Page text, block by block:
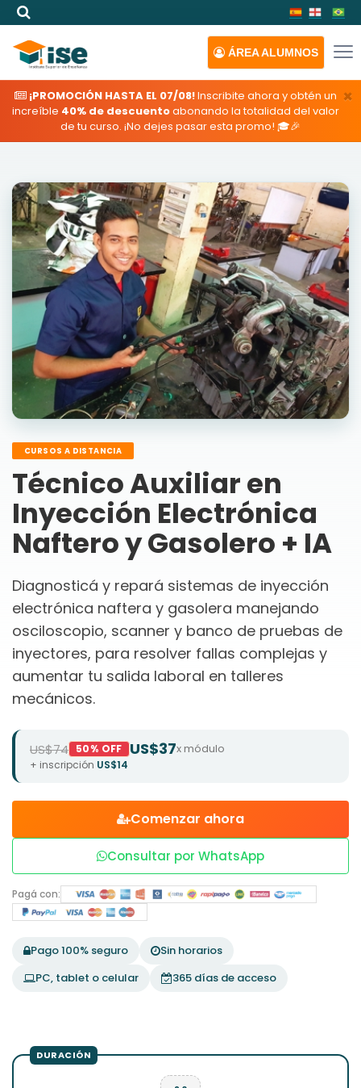
ÁREAALUMNOS
×
¡PROMOCIÓN HASTA EL 07/08!Inscribite ahora y obtén un
increíble 40% de descuentoabonando la totalidad del valor
de tu curso. ¡No dejes pasar esta promo! 🎓🎉
CURSOS A DISTANCIA
Técnico Auxiliar en
Inyección Electrónica
Naftero y Gasolero + IA
Diagnosticá y repará sistemas de inyección
electrónica naftera y gasolera manejando
osciloscopio, scanner y banco de pruebas de
inyectores, para resolver fallas complejas y
aumentar tu salida laboral en talleres
mecánicos.
US$74 50% OFF US$37x módulo
+ inscripción US$14
Comenzar ahora
Consultar por WhatsApp
Pagá con:
Pago 100% seguro
Sin horarios
PC, tablet o celular
365 días de acceso